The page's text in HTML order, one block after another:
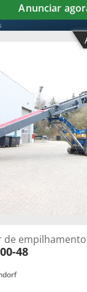
Anunciar
empilhamento
48